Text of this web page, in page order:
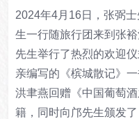
2024年4月16日，张弼
生一行随旅行团来到张
先生举行了热烈的欢迎
亲编写的《槟城散记》
洪聿燕回赠《中国葡萄
籍，同时向邝先生颁发